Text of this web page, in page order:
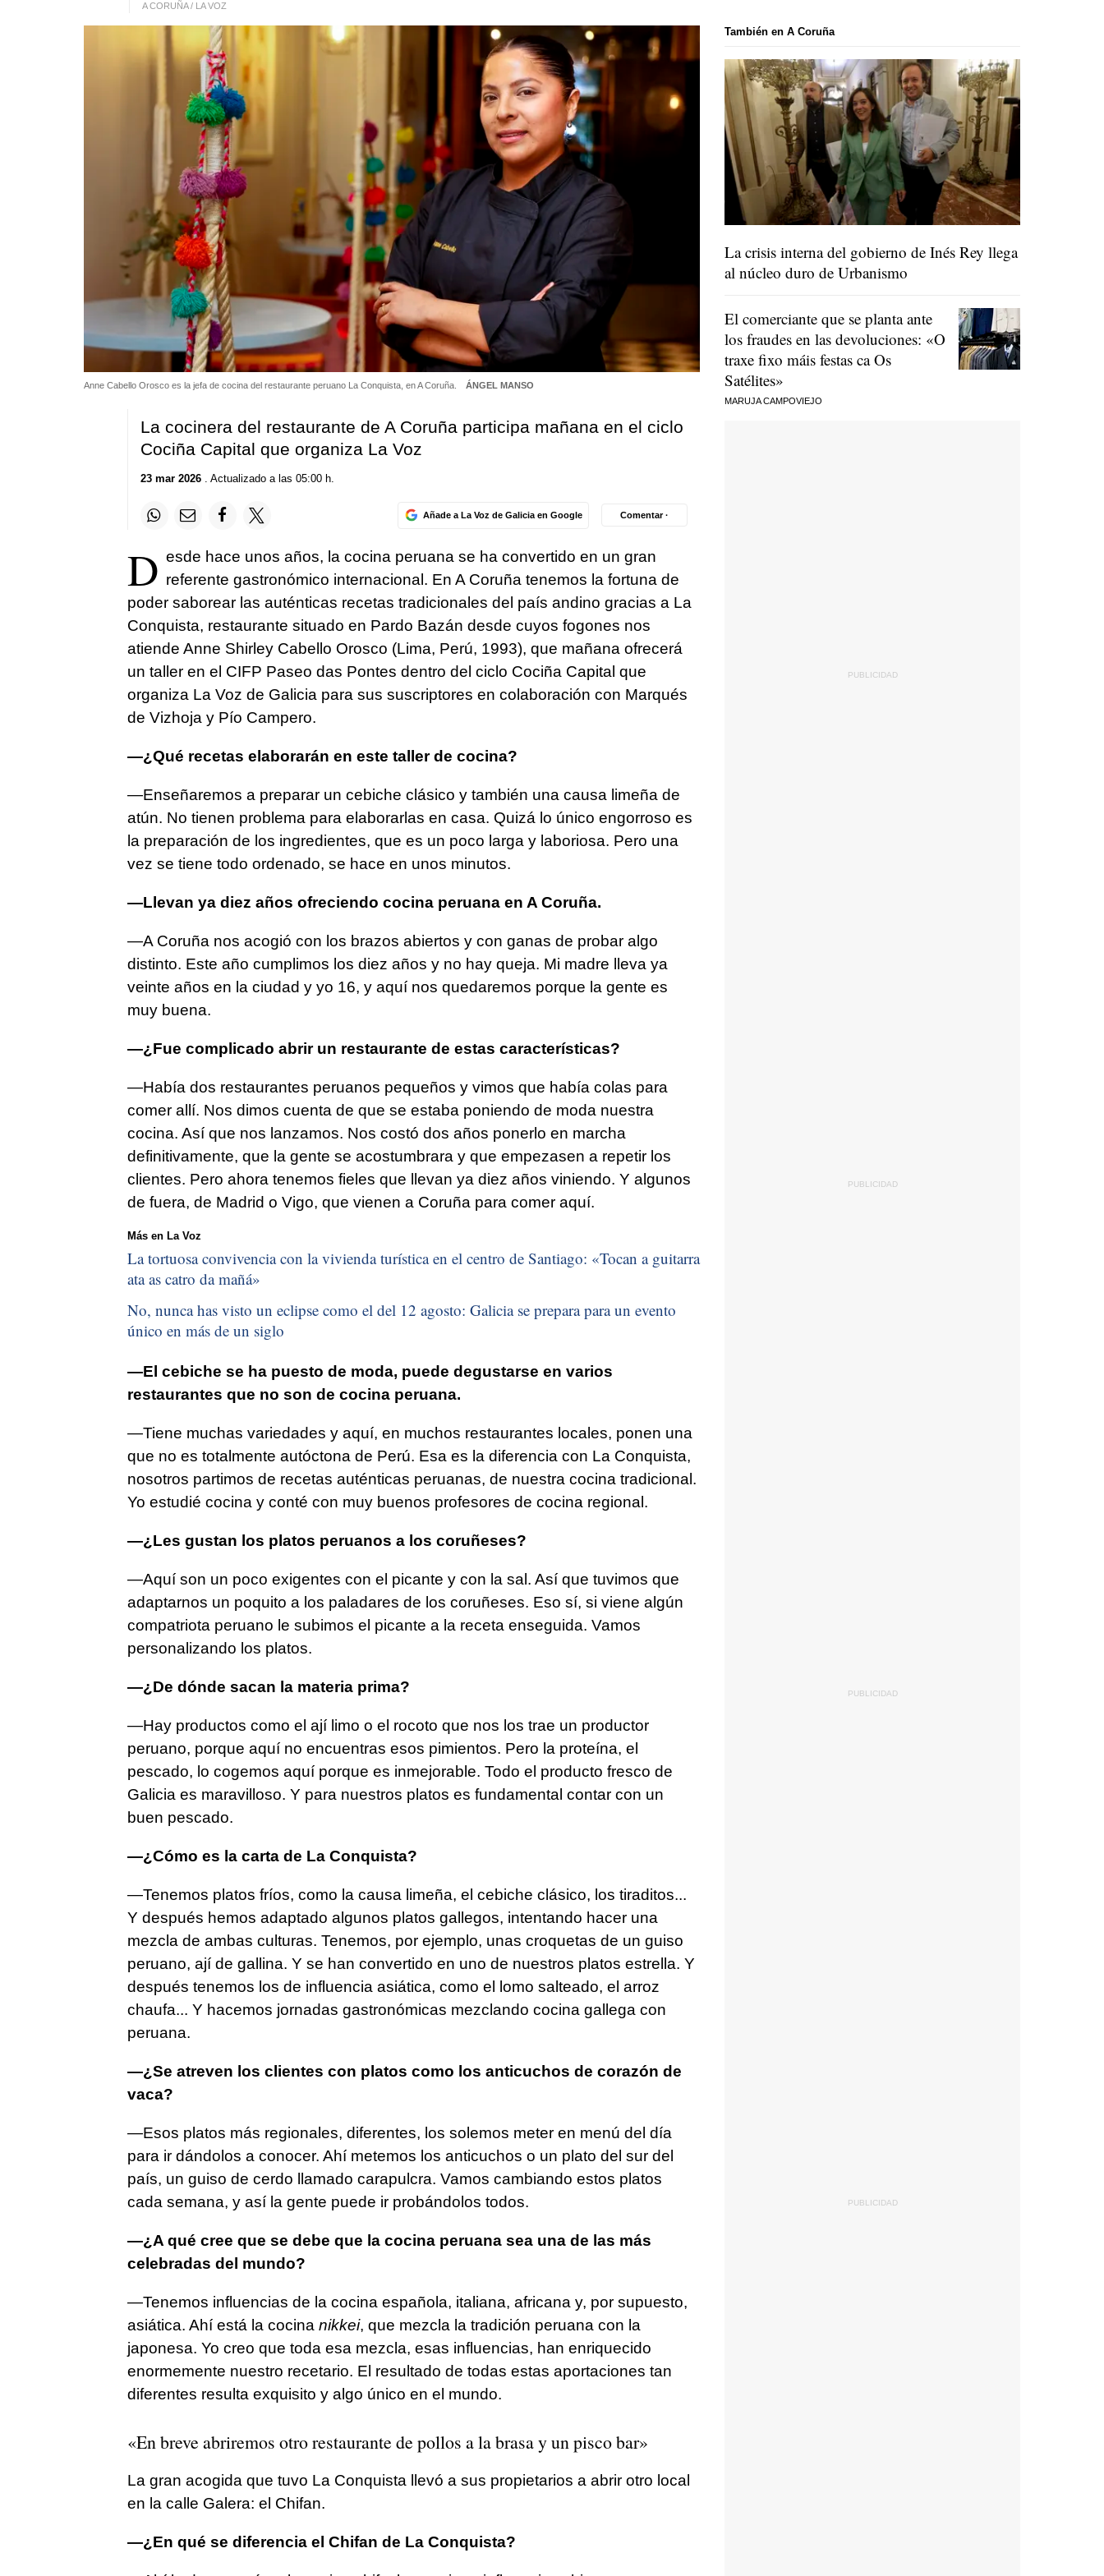
A CORUÑA / LA VOZ
Anne Cabello Orosco es la jefa de cocina del restaurante peruano La Conquista, en A Coruña. ÁNGEL MANSO
La cocinera del restaurante de A Coruña participa mañana en el ciclo
Cociña Capital que organiza La Voz
23 mar 2026. Actualizado a las 05:00 h.
Añade a La Voz de Galicia en Google Comentar ·
D esde hace unos años, la cocina peruana se ha convertido en un gran
referente gastronómico internacional. En A Coruña tenemos la fortuna de
poder saborear las auténticas recetas tradicionales del país andino gracias a La
Conquista, restaurante situado en Pardo Bazán desde cuyos fogones nos
atiende Anne Shirley Cabello Orosco (Lima, Perú, 1993), que mañana ofrecerá
un taller en el CIFP Paseo das Pontes dentro del ciclo Cociña Capital que
organiza La Voz de Galicia para sus suscriptores en colaboración con Marqués
de Vizhoja y Pío Campero.
—¿Qué recetas elaborarán en este taller de cocina?
—Enseñaremos a preparar un cebiche clásico y también una causa limeña de
atún. No tienen problema para elaborarlas en casa. Quizá lo único engorroso es
la preparación de los ingredientes, que es un poco larga y laboriosa. Pero una
vez se tiene todo ordenado, se hace en unos minutos.
—Llevan ya diez años ofreciendo cocina peruana en A Coruña.
—A Coruña nos acogió con los brazos abiertos y con ganas de probar algo
distinto. Este año cumplimos los diez años y no hay queja. Mi madre lleva ya
veinte años en la ciudad y yo 16, y aquí nos quedaremos porque la gente es
muy buena.
—¿Fue complicado abrir un restaurante de estas características?
—Había dos restaurantes peruanos pequeños y vimos que había colas para
comer allí. Nos dimos cuenta de que se estaba poniendo de moda nuestra
cocina. Así que nos lanzamos. Nos costó dos años ponerlo en marcha
definitivamente, que la gente se acostumbrara y que empezasen a repetir los
clientes. Pero ahora tenemos fieles que llevan ya diez años viniendo. Y algunos
de fuera, de Madrid o Vigo, que vienen a Coruña para comer aquí.
Más en La Voz
La tortuosa convivencia con la vivienda turística en el centro de Santiago: «Tocan a guitarra
ata as catro da mañá»
No, nunca has visto un eclipse como el del 12 agosto: Galicia se prepara para un evento
único en más de un siglo
—El cebiche se ha puesto de moda, puede degustarse en varios
restaurantes que no son de cocina peruana.
—Tiene muchas variedades y aquí, en muchos restaurantes locales, ponen una
que no es totalmente autóctona de Perú. Esa es la diferencia con La Conquista,
nosotros partimos de recetas auténticas peruanas, de nuestra cocina tradicional.
Yo estudié cocina y conté con muy buenos profesores de cocina regional.
—¿Les gustan los platos peruanos a los coruñeses?
—Aquí son un poco exigentes con el picante y con la sal. Así que tuvimos que
adaptarnos un poquito a los paladares de los coruñeses. Eso sí, si viene algún
compatriota peruano le subimos el picante a la receta enseguida. Vamos
personalizando los platos.
—¿De dónde sacan la materia prima?
—Hay productos como el ají limo o el rocoto que nos los trae un productor
peruano, porque aquí no encuentras esos pimientos. Pero la proteína, el
pescado, lo cogemos aquí porque es inmejorable. Todo el producto fresco de
Galicia es maravilloso. Y para nuestros platos es fundamental contar con un
buen pescado.
—¿Cómo es la carta de La Conquista?
—Tenemos platos fríos, como la causa limeña, el cebiche clásico, los tiraditos...
Y después hemos adaptado algunos platos gallegos, intentando hacer una
mezcla de ambas culturas. Tenemos, por ejemplo, unas croquetas de un guiso
peruano, ají de gallina. Y se han convertido en uno de nuestros platos estrella. Y
después tenemos los de influencia asiática, como el lomo salteado, el arroz
chaufa... Y hacemos jornadas gastronómicas mezclando cocina gallega con
peruana.
—¿Se atreven los clientes con platos como los anticuchos de corazón de
vaca?
—Esos platos más regionales, diferentes, los solemos meter en menú del día
para ir dándolos a conocer. Ahí metemos los anticuchos o un plato del sur del
país, un guiso de cerdo llamado carapulcra. Vamos cambiando estos platos
cada semana, y así la gente puede ir probándolos todos.
—¿A qué cree que se debe que la cocina peruana sea una de las más
celebradas del mundo?
—Tenemos influencias de la cocina española, italiana, africana y, por supuesto,
asiática. Ahí está la cocina nikkei, que mezcla la tradición peruana con la
japonesa. Yo creo que toda esa mezcla, esas influencias, han enriquecido
enormemente nuestro recetario. El resultado de todas estas aportaciones tan
diferentes resulta exquisito y algo único en el mundo.
«En breve abriremos otro restaurante de pollos a la brasa y un pisco bar»
La gran acogida que tuvo La Conquista llevó a sus propietarios a abrir otro local
en la calle Galera: el Chifan.
—¿En qué se diferencia el Chifan de La Conquista?
También en A Coruña
La crisis interna del gobierno de Inés Rey llega
al núcleo duro de Urbanismo
El comerciante que se planta ante
los fraudes en las devoluciones: «O
traxe fixo máis festas ca Os
Satélites»
MARUJA CAMPOVIEJO